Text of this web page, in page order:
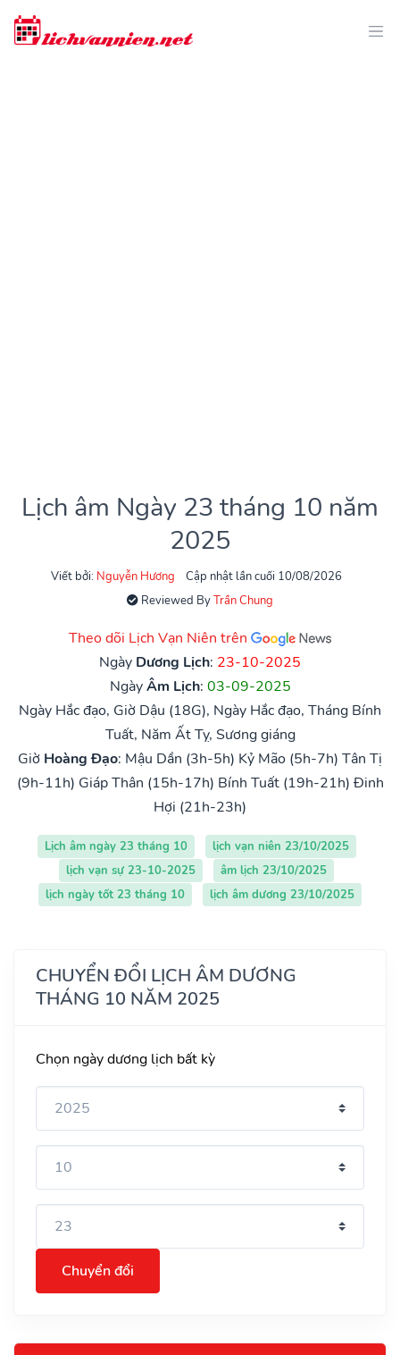
Lịch âm Ngày 23 tháng 10 năm
2025
Viết bởi: Nguyễn Hương
Cập nhật lần cuối 10/08/2026
Reviewed ByTrần Chung
Theo dõi Lịch Vạn Niên trên
Ngày Dương Lịch: 23-10-2025
NgàyÂm Lịch: 03-09-2025
Ngày Hắc đạo, Giờ Dậu (18G), Ngày Hắc đạo, Tháng Bính
Tuất, Năm Ất Tỵ, Sương giáng
Giờ Hoàng Đạo: Mậu Dần (3h-5h) Kỷ Mão (5h-7h) Tân Tị
(9h-11h) Giáp Thân (15h-17h) Bính Tuất (19h-21h) Đinh
Hợi (21h-23h)
Lịch âm ngày 23 tháng 10
lịch vạn niên 23/10/2025
lịch vạn sự 23-10-2025
âm lịch 23/10/2025
lịch ngày tốt 23 tháng 10
lịch âm dương 23/10/2025
CHUYỂN ĐỔI LỊCH ÂM DƯƠNG
THÁNG 10 NĂM 2025
Chọn ngày dương lịch bất kỳ
Chuyển đổi